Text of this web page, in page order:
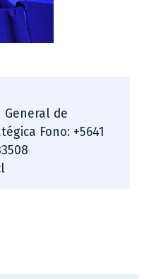
General de
Fono: +5641